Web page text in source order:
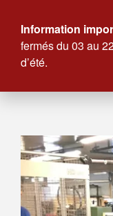
Information
fermés du 03 au
d’été.